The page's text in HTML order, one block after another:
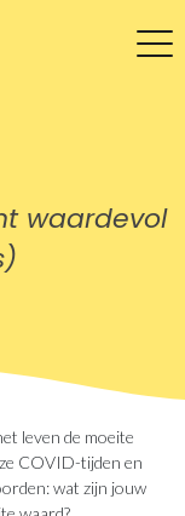
waardevol
leven de moeite
COVID-tijden en
wat zijn jouw